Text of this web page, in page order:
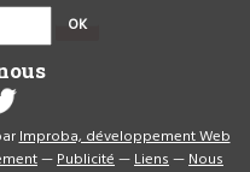
OK
Improba, développement Web
—Publicité—Liens—Nous